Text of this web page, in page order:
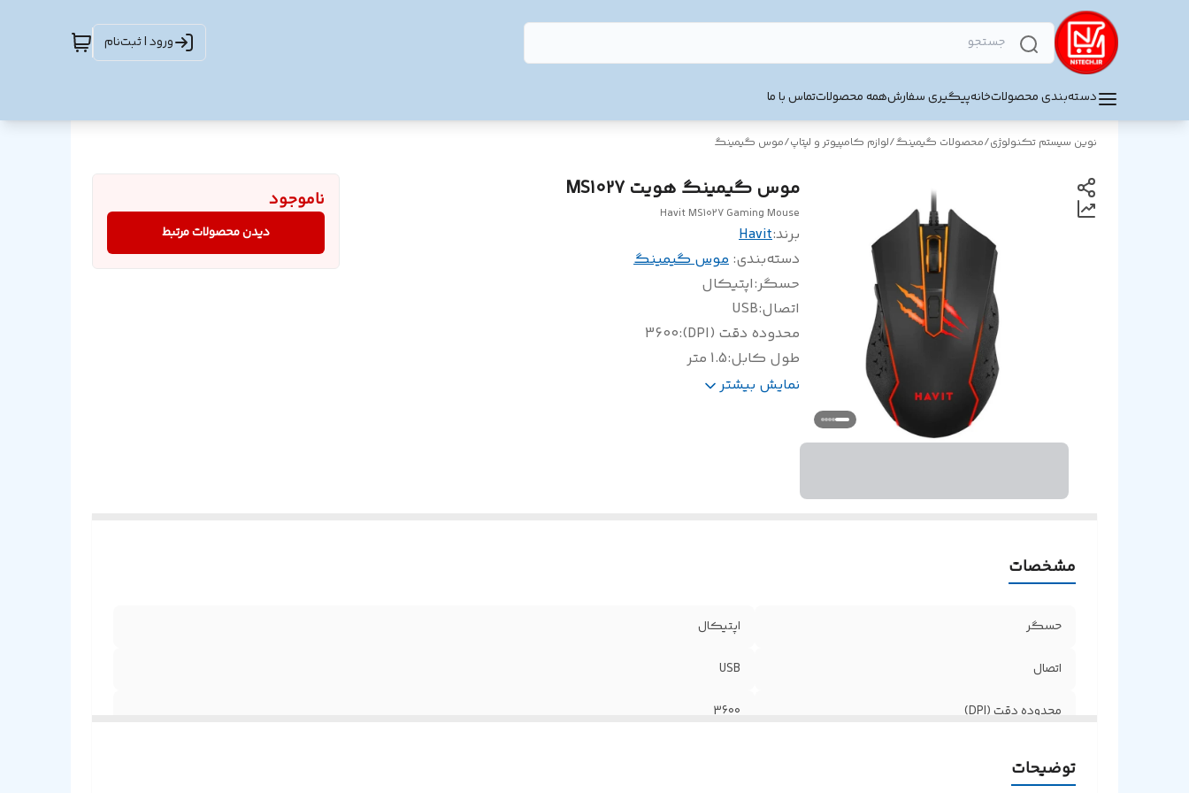
ورود | ثبت‌نام
دسته‌بندی محصولاتخانهپیگیری سفارشهمه محصولاتتماس با ما
نوین سیستم تکنولوژی/محصولات گیمینگ/لوازم کامپیوتر و لپتاپ/موس گیمینگ
موس گیمینگ هویت MS1027
Havit MS1027 Gaming Mouse
برند:Havit
دسته‌بندی: موس گیمینگ
حسگر:اپتيکال
اتصال:
USB
محدوده دقت (DPI)
:
3600
طول کابل:1.5 متر
طول عمر سوئیچ
نمایش بیشتر
ناموجود
دیدن محصولات مرتبط
مشخصات
حسگر اپتيکال
اتصال USB
محدوده دقت (DPI) 3600
توضیحات